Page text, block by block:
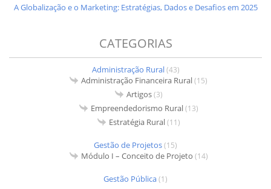
A Globalização e o Marketing: Estratégias, Dados e Desafios em 2025
CATEGORIAS
Administração Rural(43)
Administração Financeira Rural(15)
Artigos(3)
Empreendedorismo Rural(13)
Estratégia Rural(11)
Gestão de Projetos(15)
Módulo I – Conceito de Projeto (14)
Gestão Pública(1)